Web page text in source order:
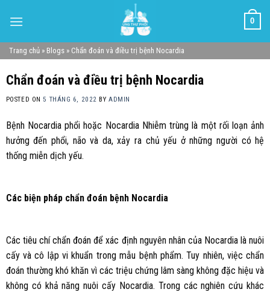
0
Trang chủ » Blogs » Chẩn đoán và điều trị bệnh Nocardia
Chẩn đoán và điều trị bệnh Nocardia
POSTED ON5 THÁNG 6, 2022 BYADMIN
Bệnh Nocardia phổi hoặc Nocardia Nhiễm trùng là một rối loạn ảnh
hưởng đến phổi, não và da, xảy ra chủ yếu ở những người có hệ
thống miễn dịch yếu.
Các biện pháp chẩn đoán bệnh Nocardia
Các tiêu chí chẩn đoán để xác định nguyên nhân của Nocardia là nuôi
cấy và cô lập vi khuẩn trong mẫu bệnh phẩm. Tuy nhiên, việc chẩn
đoán thường khó khăn vì các triệu chứng lâm sàng không đặc hiệu và
không có khả năng nuôi cấy Nocardia. Trong các nghiên cứu khác